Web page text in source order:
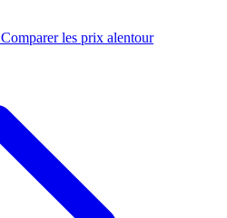
Comparer les prix alentour